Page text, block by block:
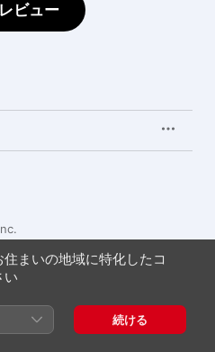
ビュー
まいの地域に特化したコ
い
続ける